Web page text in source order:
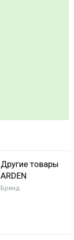
Другие товары
ARDEN
Бренд